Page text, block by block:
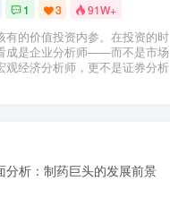
1 3 91W+
有的价值投资内参。在投资的时
成是企业分析师——而不是市场
观经济分析师，更不是证券分析
分析：制药巨头的发展前景